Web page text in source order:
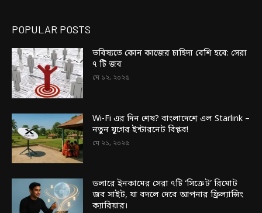
POPULAR POSTS
ভবিষ্যতে কোন কাজের চাহিদা বেশি হবে: সেরা
৭ টি জব
মে ১২, ২০২৫
Wi-Fi এর দিন শেষ? বাংলাদেশে এল Starlink –
নতুন যুগের ইন্টারনেট বিপ্লব!
মে ২১, ২০২৫
ডলারে ইনকামের সেরা ৭টি ‘সিক্রেট’ রিমোট
জব সাইট, যা বদলে দেবে আপনার ফ্রিল্যান্সিং
ক্যারিয়ার।